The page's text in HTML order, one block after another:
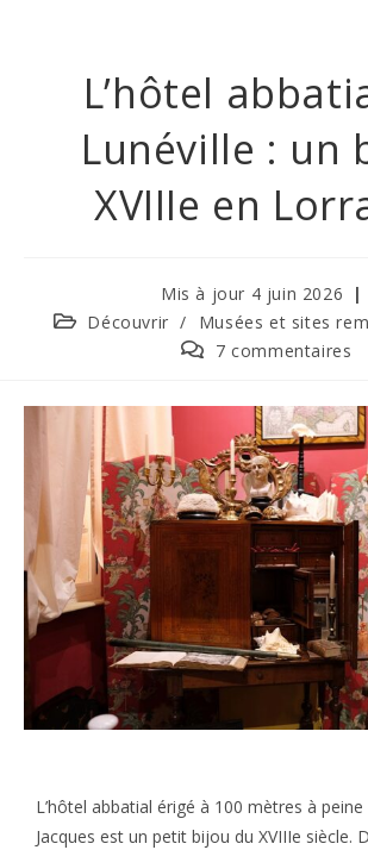
L’hôtel
Lunéville : un
XVIIIe en
Mis à jour 4 juin 2026
Découvrir /
Musées et sites
7 commentaires
L’hôtel abbatial érigé à 100 mètres à peine
Jacques est un petit bijou du XVIIIe siècle.